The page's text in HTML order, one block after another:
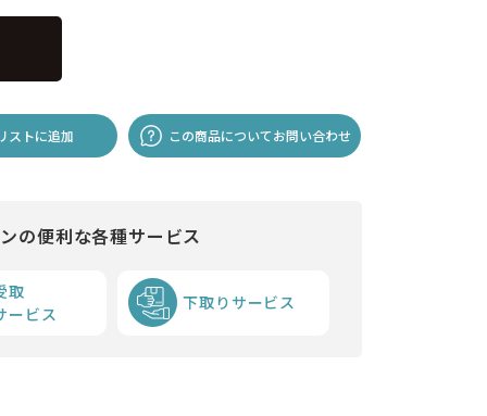
ストに追加 この商品についてお問い合わせ
の便利な各種サービス
取
ービス
下取りサービス